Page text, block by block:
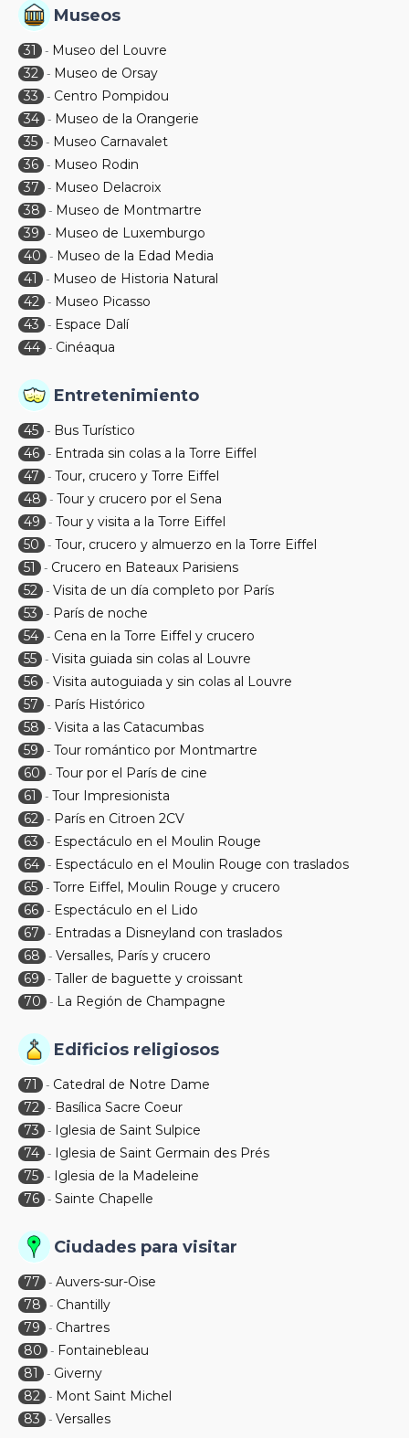
Museos
31 - Museo del Louvre
32 - Museo de Orsay
33
- Centro Pompidou
34 - Museo de la Orangerie
35 - Museo Carnavalet
36 - Museo Rodin
37
- Museo Delacroix
38
- Museo de Montmartre
39
- Museo de Luxemburgo
40
- Museo de la Edad Media
41
- Museo de Historia Natural
42 - Museo Picasso
43
- Espace Dalí
44 - Cinéaqua
Entretenimiento
45 - Bus Turístico
46 - Entrada sin colas a la Torre Eiffel
47
- Tour, crucero y Torre Eiffel
48
- Tour y crucero por el Sena
49
- Tour y visita a la Torre Eiffel
50
- Tour, crucero y almuerzo en la Torre Eiffel
51
- Crucero en Bateaux Parisiens
52 - Visita de un día completo por París
53
- París de noche
54 - Cena en la Torre Eiffel y crucero
55 - Visita guiada sin colas al Louvre
56 - Visita autoguiada y sin colas al Louvre
57
- París Histórico
58
- Visita a las Catacumbas
59
- Tour romántico por Montmartre
60
- Tour por el París de cine
61
- Tour Impresionista
62 - París en Citroen 2CV
63
- Espectáculo en el Moulin Rouge
64 - Espectáculo en el Moulin Rouge con traslados
65 - Torre Eiffel, Moulin Rouge y crucero
66 - Espectáculo en el Lido
67
- Entradas a Disneyland con traslados
68
- Versalles, París y crucero
69
- Taller de baguette y croissant
70
- La Región de Champagne
Edificios religiosos
71 - Catedral de Notre Dame
72 - Basílica Sacre Coeur
73
- Iglesia de Saint Sulpice
74 - Iglesia de Saint Germain des Prés
75 - Iglesia de la Madeleine
76 - Sainte Chapelle
Ciudades para visitar
77 - Auvers-sur-Oise
78
- Chantilly
79
- Chartres
80
- Fontainebleau
81
- Giverny
82 - Mont Saint Michel
83
- Versalles